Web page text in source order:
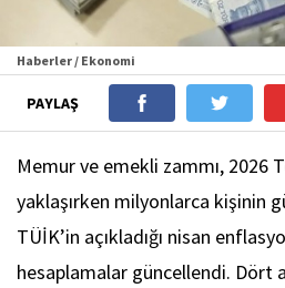
Haberler / Ekonomi
PAYLAŞ
Memur ve emekli zammı, 2026
yaklaşırken milyonlarca kişinin
TÜİK’in açıkladığı nisan
hesaplamalar güncellendi. Dört